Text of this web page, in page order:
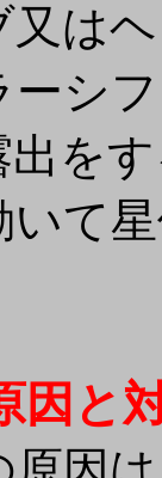
は
シ
を
て
因と